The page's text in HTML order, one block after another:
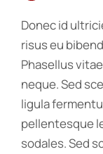
Donec id
risus eu
Phasellus
neque. Sed
ligula
pellentesque
sodales. Sed